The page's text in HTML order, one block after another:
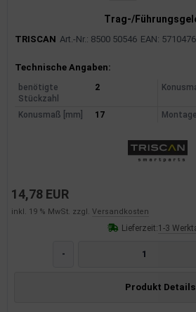
Trag-/
TRISCAN Art.-Nr.: 8500 50546 EAN:
Produktinformationen
Technische Angaben:
benötigte
Stückzahl
2
Konusmaß [mm] 17
14,78 EUR
inkl. 19 % MwSt. zzgl. Versandkosten
Lieferzeit:1-3
-
Produkt Details